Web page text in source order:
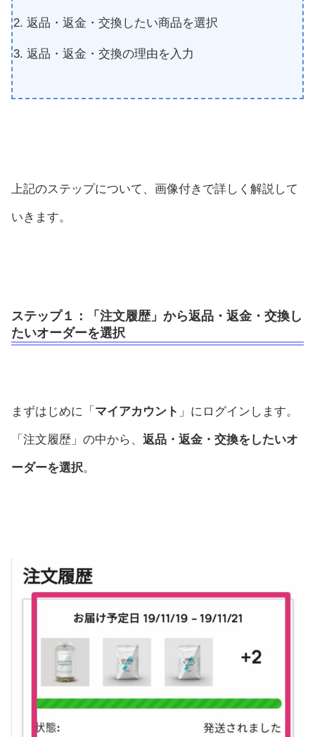
返品・返金・交換したい商品を選択
返品・返金・交換の理由を入力
上記のステップについて、画像付きで詳しく解説して
いきます。
ステップ１：
「注文履歴」から返品・返金・交換し
たいオーダーを選択
まずはじめに「 マイアカウント 」にログインします。
「注文履歴」の中から、 返品・返金・交換をしたいオ
ーダーを選択。